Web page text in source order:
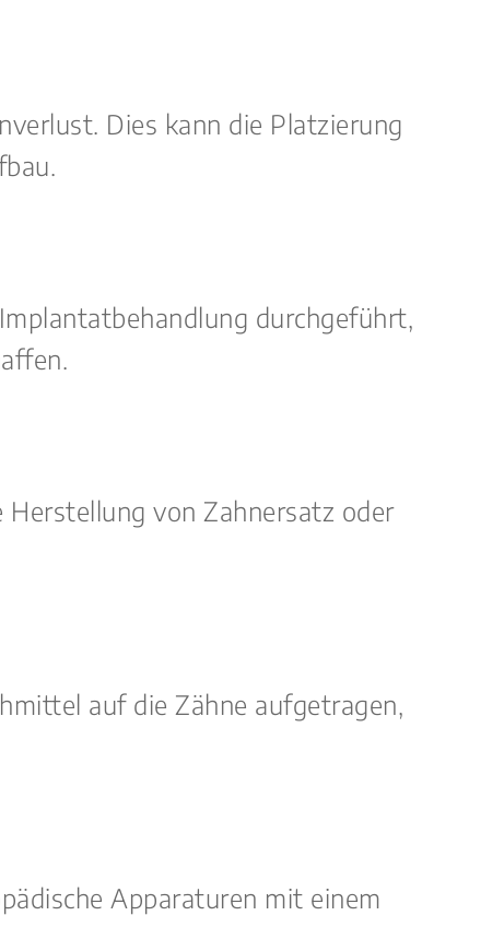
Dies kann die Platzierung
durchgeführt,
von Zahnersatz oder
auf die Zähne aufgetragen,
Apparaturen mit einem